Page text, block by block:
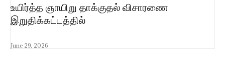
உயிர்த்த ஞாயிறு தாக்குதல் விசாரணை
இறுதிக்கட்டத்தில்
June 29, 2026